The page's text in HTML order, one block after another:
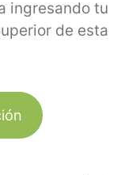
ingresando tu
de esta